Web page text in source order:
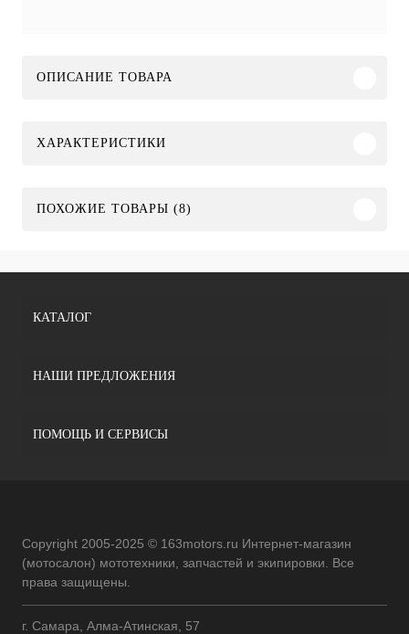
ОПИСАНИЕ ТОВАРА
ХАРАКТЕРИСТИКИ
ПОХОЖИЕ ТОВАРЫ (8)
КАТАЛОГ
НАШИ ПРЕДЛОЖЕНИЯ
ПОМОЩЬ И СЕРВИСЫ
Copyright 2005-2025 © 163motors.ru Интернет-магазин
(мотосалон) мототехники, запчастей и экипировки. Все
права защищены.
г. Самара, Алма-Атинская, 57